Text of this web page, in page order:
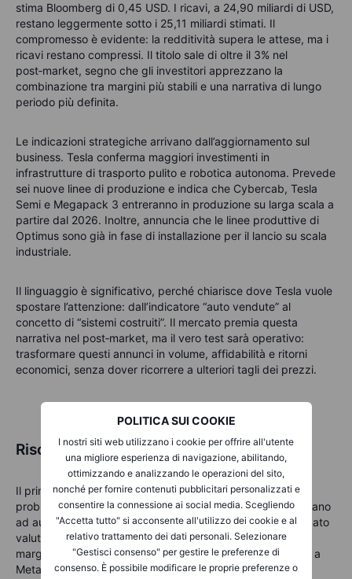
POLITICA SUI COOKIE
I nostri siti web utilizzano i cookie per offrire all'utente
una migliore esperienza di navigazione, abilitando,
ottimizzando e analizzando le operazioni del sito,
nonché per fornire contenuti pubblicitari personalizzati e
consentire la connessione ai social media. Scegliendo
"Accetta tutto" si acconsente all'utilizzo dei cookie e al
relativo trattamento dei dati personali. Selezionare
"Gestisci consenso" per gestire le preferenze di
consenso. È possibile modificare le proprie preferenze o
stima Bloomberg di 0,45 USD. I ricavi, a 24,90 miliardi di USD,
restano leggermente sotto i 25,11 miliardi stimati. Il
compromesso è evidente: la redditività supera le attese, ma i
ricavi restano compressi. Il titolo sale di oltre il 3% nel
post‑market, segno che gli investitori apprezzano la
combinazione tra margini più stabili e una narrativa di lungo
periodo più definita.
Le indicazioni strategiche arrivano dall’aggiornamento sul
business. Tesla conferma maggiori investimenti in
infrastrutture di trasporto pulito e robotica autonoma. Prevede
sei nuove linee di produzione e indica che Cybercab, Tesla
Semi e Megapack 3 entreranno in produzione su larga scala a
partire dal 2026. Inoltre, annuncia che le linee produttive di
Optimus sono già in fase di installazione per il lancio su scala
industriale.
Il linguaggio è significativo, perché chiarisce dove Tesla vuole
spostare l’attenzione: dall’indicatore “auto vendute” al
concetto di “sistemi costruiti”. Il mercato premia questa
narrativa nel post‑market, ma il vero test sarà operativo:
trasformare questi annunci in volume, affidabilità e ritorni
economici, senza dover ricorrere a ulteriori tagli dei prezzi.
Rischi: i segnali di allerta da monitorare
Il primo rischio è che l'espansione dell'AI si traduca in un
problema di margini. Se le spese in conto capitale continuano
ad aumentare mentre la crescita dei ricavi rallenta, il mercato
valuterà la pazienza in modo meno favorevole. Osserva il
margine lordo del cloud a Microsoft e il margine operativo a
Meta.